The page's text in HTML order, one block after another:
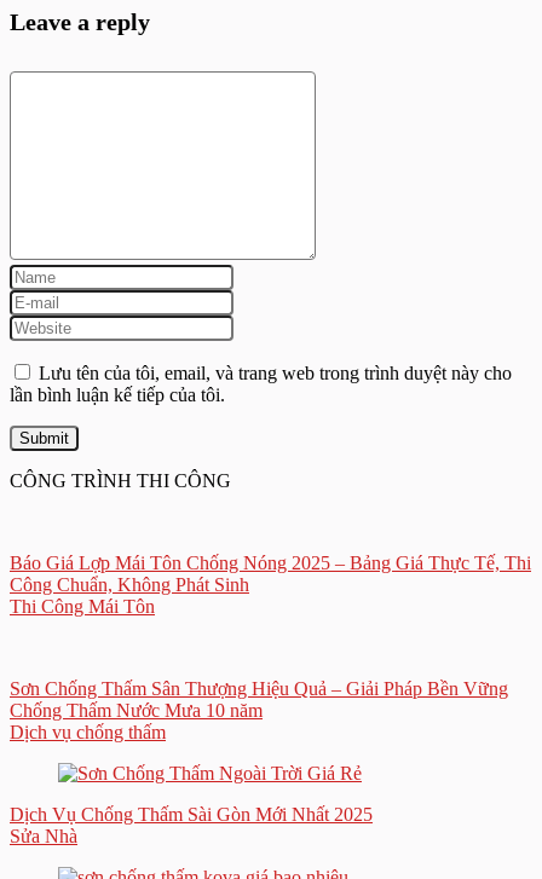
Leave a reply
Lưu tên của tôi, email, và trang web trong trình duyệt này cho
lần bình luận kế tiếp của tôi.
CÔNG TRÌNH THI CÔNG
Báo Giá Lợp Mái Tôn Chống Nóng 2025 – Bảng Giá Thực Tế, Thi
Công Chuẩn, Không Phát Sinh
Thi Công Mái Tôn
Sơn Chống Thấm Sân Thượng Hiệu Quả – Giải Pháp Bền Vững
Chống Thấm Nước Mưa 10 năm
Dịch vụ chống thấm
Dịch Vụ Chống Thấm Sài Gòn Mới Nhất 2025
Sửa Nhà